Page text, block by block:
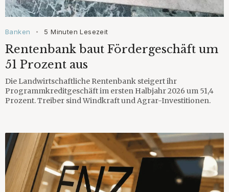
Banken • 5 Minuten Lesezeit
Rentenbank baut Fördergeschäft um
51 Prozent aus
Die Landwirtschaftliche Rentenbank steigert ihr
Programmkreditgeschäft im ersten Halbjahr 2026 um 51,4
Prozent. Treiber sind Windkraft und Agrar-Investitionen.